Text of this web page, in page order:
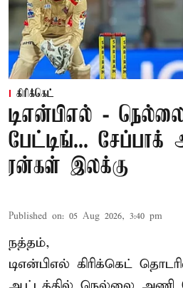
கிரிக்கெட்
டிஎன்பிஎல் - நெல்லை
பேட்டிங்... சேப்பாக்
ரன்கள் இலக்கு
Published on: 05 Aug 2026, 3:40 pm
நத்தம்,
டிஎன்பிஎல் கிரிக்கெட்